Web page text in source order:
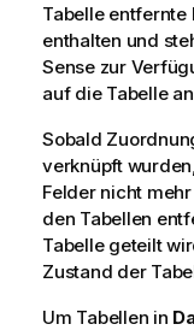
Tabelle entfernte
enthalten und
Sensezur
auf die Tabelle
Sobald
verknüpft
Felder nicht
den Tabellen
Tabelle geteilt
Zustand der
Um Tabellen in